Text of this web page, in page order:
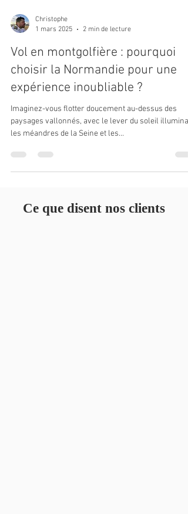
1 mars 2025
2 min de lecture
Vol en montgolfière : pourquoi
choisir la Normandie pour une
expérience inoubliable ?
Imaginez-vous flotter doucement au-dessus des
les méandres de la Seine et les...